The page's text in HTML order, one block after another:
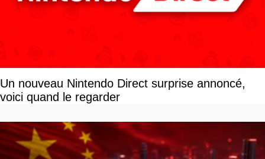
Un nouveau Nintendo Direct surprise annoncé,
voici quand le regarder